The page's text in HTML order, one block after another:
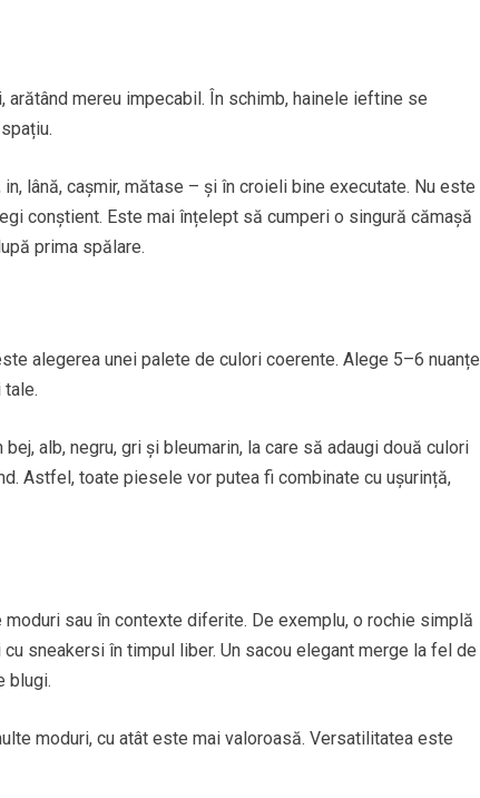
mereu impecabil. În schimb, hainele ieftine se
lână, cașmir, mătase – și în croieli bine executate. Nu este
conștient. Este mai înțelept să cumperi o singură cămașă
prima spălare.
alegerea unei palete de culori coerente. Alege 5–6 nuanțe
alb, negru, gri și bleumarin, la care să adaugi două culori
Astfel, toate piesele vor putea fi combinate cu ușurință,
sau în contexte diferite. De exemplu, o rochie simplă
sneakersi în timpul liber. Un sacou elegant merge la fel de
blugi.
moduri, cu atât este mai valoroasă. Versatilitatea este